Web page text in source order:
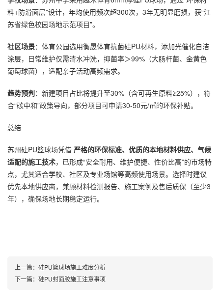
料+防滑面层”设计，年均使用频次超300次，3年无明显磨损，获“江
苏省绿色校园场地示范项目”。
社区场景：体育公园选用衡晟体育抗菌硅PU材料，添加光催化自洁
涂层，日常维护仅需清水冲洗，抑菌率＞99%（大肠杆菌、金黄色
葡萄球菌），适配亲子活动高频需求。
趋势预判：新建项目占比将提升至30%（含可再生原料≥25%），符
合“碳中和”政策导向，部分项目可申请30-50元/㎡的环保补贴。
总结
苏州硅PU篮球场凭借 严格的环保标准、优质的本地材料供应、气候
适配的施工技术，已形成“安全耐用、维护便捷、性价比高”的市场特
点，尤其适合学校、社区及专业场馆等高频使用场景。选择时建议
优先本地供应商，兼顾材料检测报告、施工案例及售后质保（至少3
年），确保场地长期稳定运行。
上一篇： 硅PU篮球场施工难度分析
下一篇： 硅PU封面胶施工注意事项